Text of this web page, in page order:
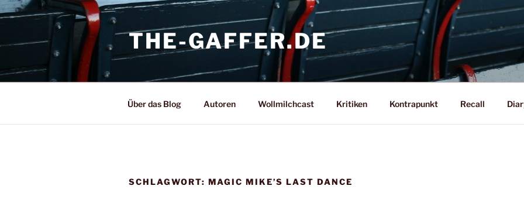
Zum
Inhalt
THE-GAFFER.DE
Über das Blog Autoren Wollmilchcast Kritiken Kontrapunkt Recall
SCHLAGWORT: MAGIC MIKE’S LAST DANCE